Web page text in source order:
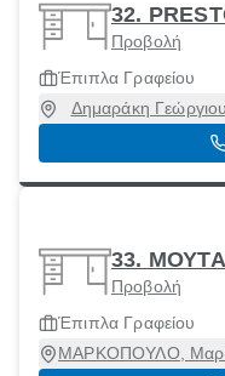
32.
Προβολή
Έπιπλα Γραφείου
Δημαράκη
33.
Προβολή
Έπιπλα Γραφείου
ΜΑΡΚΟΠΟΥΛΟ,